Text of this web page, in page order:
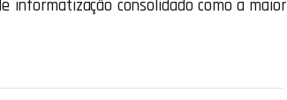
informatização consolidado como a maior